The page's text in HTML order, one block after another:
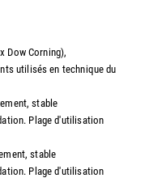
Dow Corning),
utilisés en technique du
stable
Plage d'utilisation
stable
Plage d'utilisation